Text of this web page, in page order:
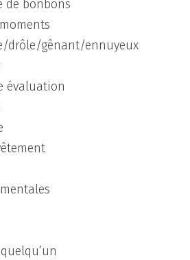
de bonbons
drôle/gênant/ennuyeux
évaluation